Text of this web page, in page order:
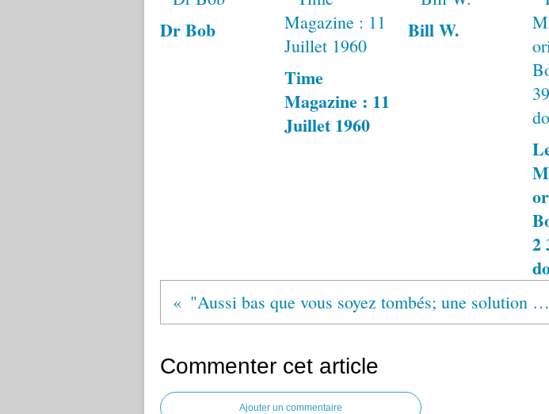
Dr Bob
Time
Magazine : 11
Juillet 1960
Bill W.
2
"Aussi bas que vous soyez tombés; une solution est possible, les Alcooliques Anonymes en sont une."
Commenter cet article
Ajouter un commentaire